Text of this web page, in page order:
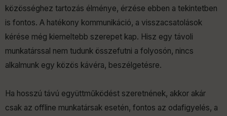
közösséghez tartozás élménye, érzése ebben a tekintetben
is fontos. A hatékony kommunikáció, a visszacsatolások
kérése még kiemeltebb szerepet kap. Hisz egy távoli
munkatárssal nem tudunk összefutni a folyosón, nincs
alkalmunk egy közös kávéra, beszélgetésre.
Ha hosszú távú együttműködést szeretnének, akkor akár
csak az offline munkatársak esetén, fontos az odafigyelés, a